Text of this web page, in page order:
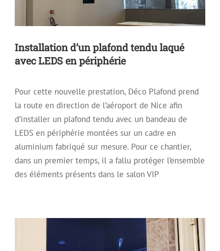
Installation d’un plafond tendu laqué
avec LEDS en périphérie
Pour cette nouvelle prestation, Déco Plafond prend
la route en direction de l’aéroport de Nice afin
d’installer un plafond tendu avec un bandeau de
LEDS en périphérie montées sur un cadre en
aluminium fabriqué sur mesure. Pour ce chantier,
dans un premier temps, il a fallu protéger l’ensemble
des éléments présents dans le salon VIP
Plafond tendu laqué doré dans un